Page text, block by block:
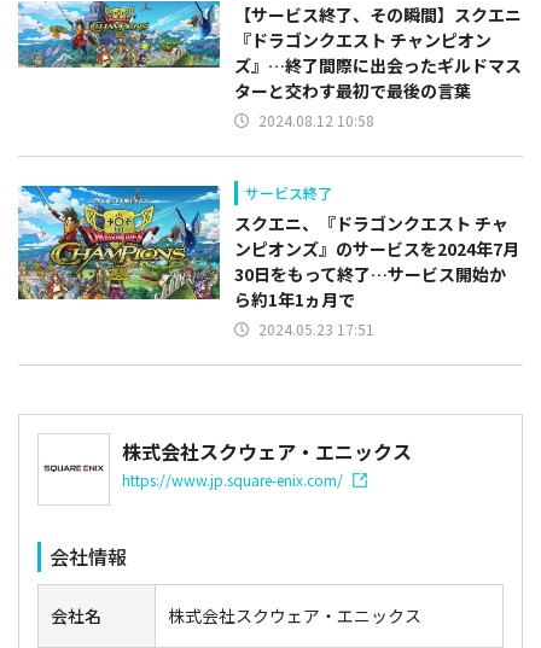
【サービス終了、その瞬間】スクエニ
『ドラゴンクエスト チャンピオン
ズ』…終了間際に出会ったギルドマス
ターと交わす最初で最後の言葉
2024.08.12 10:58
サービス終了
スクエニ、『ドラゴンクエスト チャ
ンピオンズ』のサービスを2024年7月
30日をもって終了…サービス開始か
ら約1年1ヵ月で
2024.05.23 17:51
株式会社スクウェア・エニックス
https://www.jp.square-enix.com/
会社情報
会社名 株式会社スクウェア・エニックス